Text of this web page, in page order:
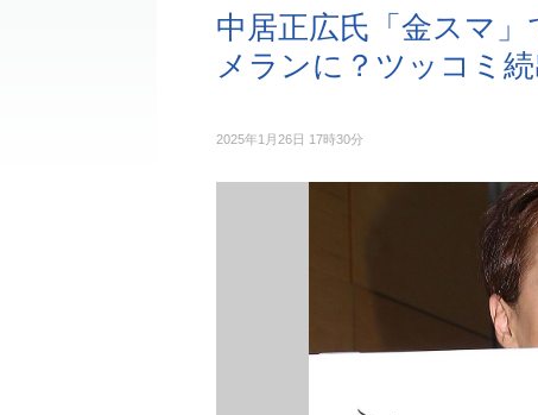
中居正広氏「金スマ
メランに？ツッコミ続
2025年1月26日 17時30分